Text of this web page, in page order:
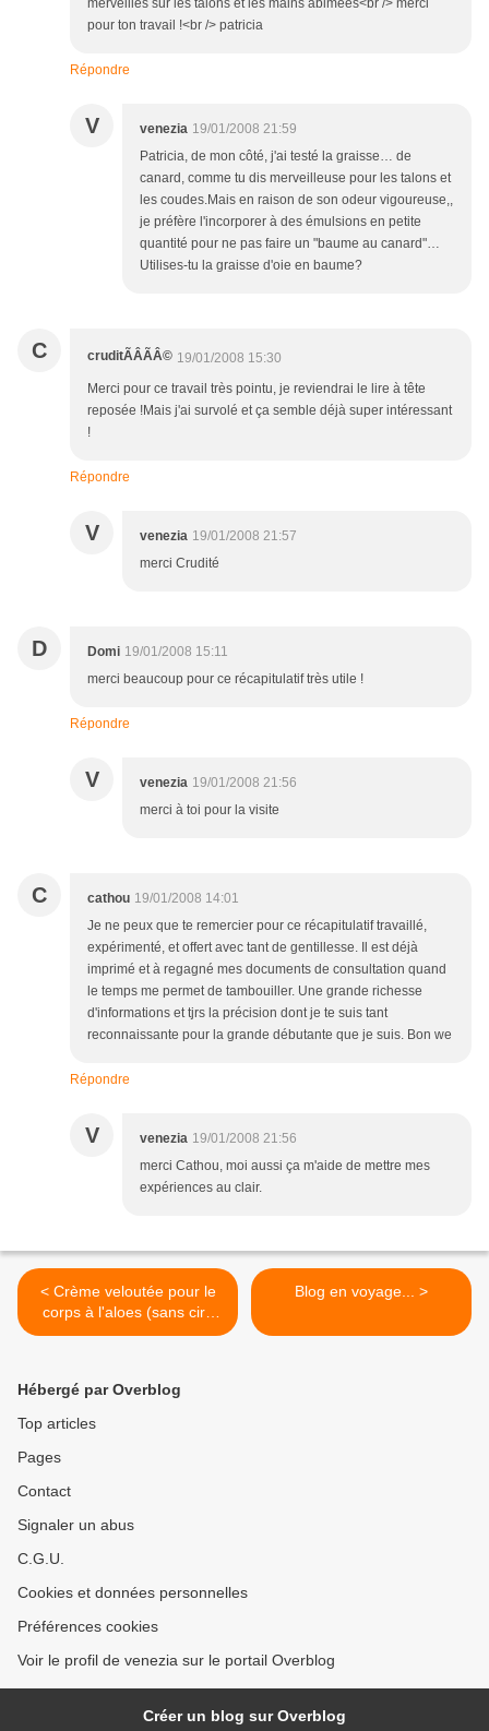
merveilles sur les talons et les mains abimées<br /> merci
pour ton travail !<br /> patricia
Répondre
V venezia 19/01/2008 21:59
Patricia, de mon côté, j'ai testé la graisse… de
canard, comme tu dis merveilleuse pour les talons et
les coudes.Mais en raison de son odeur vigoureuse,,
je préfère l'incorporer à des émulsions en petite
quantité pour ne pas faire un "baume au canard"…
Utilises-tu la graisse d'oie en baume?
C cruditÃÂÃÂ© 19/01/2008 15:30
Merci pour ce travail très pointu, je reviendrai le lire à tête
reposée !Mais j'ai survolé et ça semble déjà super intéressant
!
Répondre
V venezia 19/01/2008 21:57
merci Crudité
D Domi 19/01/2008 15:11
merci beaucoup pour ce récapitulatif très utile !
Répondre
V venezia 19/01/2008 21:56
merci à toi pour la visite
C cathou 19/01/2008 14:01
Je ne peux que te remercier pour ce récapitulatif travaillé,
expérimenté, et offert avec tant de gentillesse. Il est déjà
imprimé et à regagné mes documents de consultation quand
le temps me permet de tambouiller. Une grande richesse
d'informations et tjrs la précision dont je te suis tant
reconnaissante pour la grande débutante que je suis. Bon we
Répondre
V venezia 19/01/2008 21:56
merci Cathou, moi aussi ça m'aide de mettre mes
expériences au clair.
< Crème veloutée pour le
corps à l'aloes (sans cire
émulsifiante)
Blog en voyage... >
Hébergé par Overblog
Top articles
Pages
Contact
Signaler un abus
C.G.U.
Cookies et données personnelles
Préférences cookies
Voir le profil de venezia sur le portail Overblog
Créer un blog sur Overblog